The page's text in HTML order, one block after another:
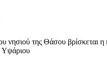
νησιού της Θάσου
Υψάριου